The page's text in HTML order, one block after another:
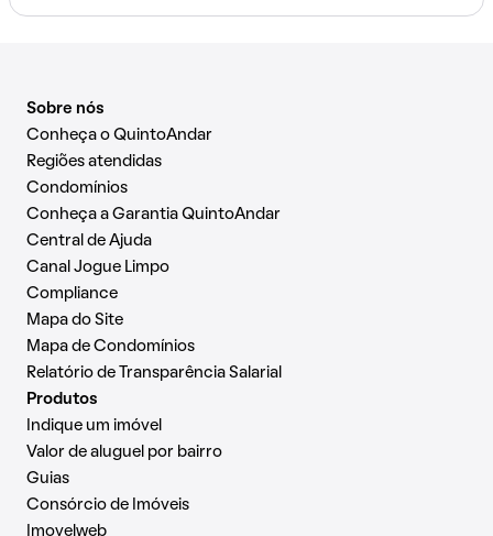
Sobre nós
Conheça o QuintoAndar
Regiões atendidas
Condomínios
Conheça a Garantia QuintoAndar
Central de Ajuda
Canal Jogue Limpo
Compliance
Mapa do Site
Mapa de Condomínios
Relatório de Transparência Salarial
Produtos
Indique um imóvel
Valor de aluguel por bairro
Guias
Consórcio de Imóveis
Imovelweb